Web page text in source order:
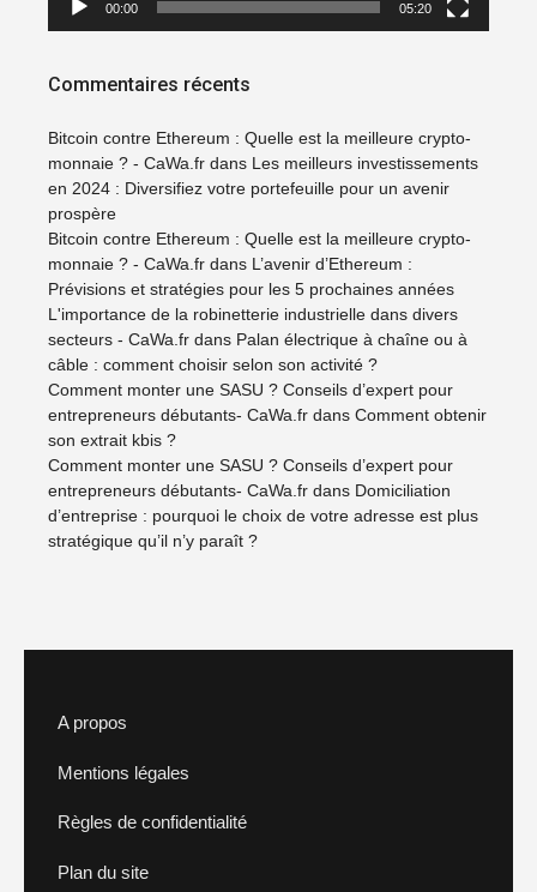
00:00 05:20
Commentaires récents
Bitcoin contre Ethereum : Quelle est la meilleure crypto-
monnaie ? - CaWa.fr dans Les meilleurs investissements
en 2024 : Diversifiez votre portefeuille pour un avenir
prospère
Bitcoin contre Ethereum : Quelle est la meilleure crypto-
monnaie ? - CaWa.fr dans L’avenir d’Ethereum :
Prévisions et stratégies pour les 5 prochaines années
L'importance de la robinetterie industrielle dans divers
secteurs - CaWa.fr dans Palan électrique à chaîne ou à
câble : comment choisir selon son activité ?
Comment monter une SASU ? Conseils d’expert pour
entrepreneurs débutants- CaWa.fr dans Comment obtenir
son extrait kbis ?
Comment monter une SASU ? Conseils d’expert pour
entrepreneurs débutants- CaWa.fr dans Domiciliation
d’entreprise : pourquoi le choix de votre adresse est plus
stratégique qu’il n’y paraît ?
A propos
Mentions légales
Règles de confidentialité
Plan du site